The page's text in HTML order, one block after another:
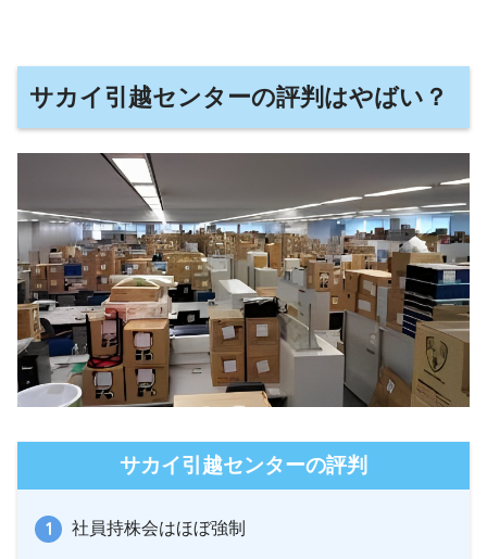
サカイ引越センターの評判はやばい？
サカイ引越センターの評判
社員持株会はほぼ強制